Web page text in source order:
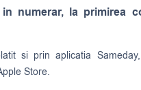
numerar, la primirea
si prin aplicatia
Store.